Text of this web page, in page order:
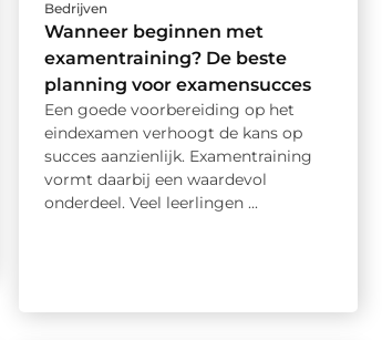
Bedrijven
Wanneer beginnen met
examentraining? De beste
planning voor examensucces
Een goede voorbereiding op het
eindexamen verhoogt de kans op
succes aanzienlijk. Examentraining
vormt daarbij een waardevol
onderdeel. Veel leerlingen ...